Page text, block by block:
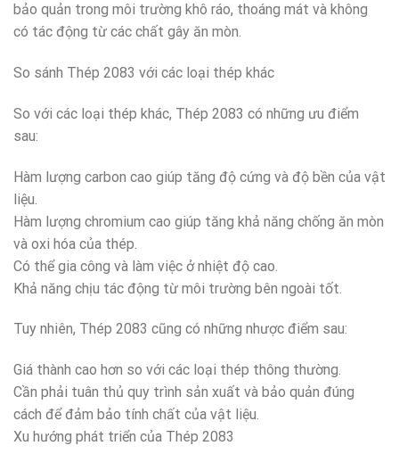
bảo quản trong môi trường khô ráo, thoáng mát và không
có tác động từ các chất gây ăn mòn.
So sánh Thép 2083 với các loại thép khác
So với các loại thép khác, Thép 2083 có những ưu điểm
sau:
Hàm lượng carbon cao giúp tăng độ cứng và độ bền của vật
liệu.
Hàm lượng chromium cao giúp tăng khả năng chống ăn mòn
và oxi hóa của thép.
Có thể gia công và làm việc ở nhiệt độ cao.
Khả năng chịu tác động từ môi trường bên ngoài tốt.
Tuy nhiên, Thép 2083 cũng có những nhược điểm sau:
Giá thành cao hơn so với các loại thép thông thường.
Cần phải tuân thủ quy trình sản xuất và bảo quản đúng
cách để đảm bảo tính chất của vật liệu.
Xu hướng phát triển của Thép 2083